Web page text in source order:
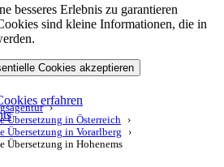
Übersetzung in Österreich
Übersetzung in Vorarlberg
Übersetzung in Hohenems
besseres Erlebnis zu garantieren
sind kleine Informationen, die in
Cookies akzeptieren
erfahren